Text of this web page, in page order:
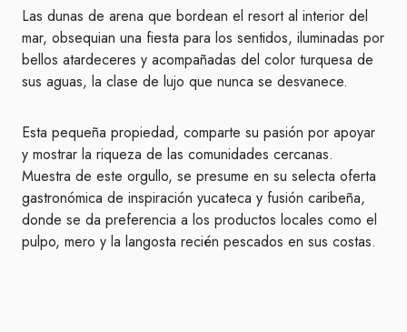
Las dunas de arena que bordean el resort al interior del
mar, obsequian una fiesta para los sentidos, iluminadas por
bellos atardeceres y acompañadas del color turquesa de
sus aguas, la clase de lujo que nunca se desvanece.
Esta pequeña propiedad, comparte su pasión por apoyar
y mostrar la riqueza de las comunidades cercanas.
Muestra de este orgullo, se presume en su selecta oferta
gastronómica de inspiración yucateca y fusión caribeña,
donde se da preferencia a los productos locales como el
pulpo, mero y la langosta recién pescados en sus costas.